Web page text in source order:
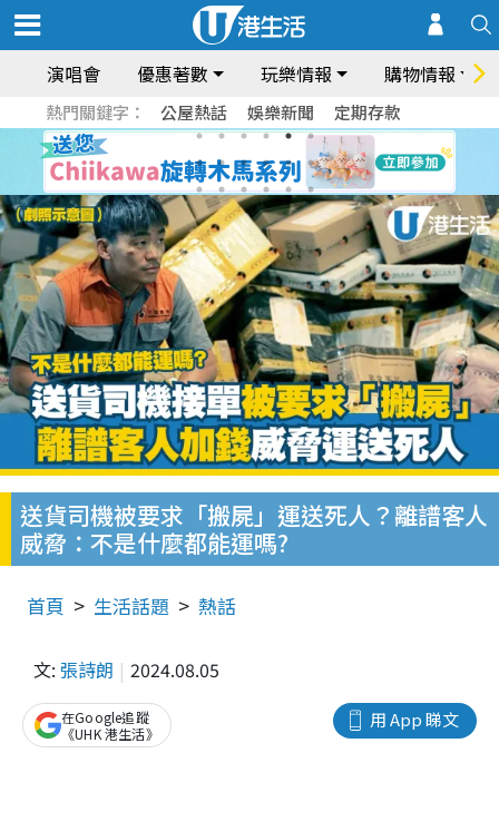
演唱會 優惠著數 玩樂情報 購物情報
熱門關鍵字： 公屋熱話 娛樂新聞 定期存款
送貨司機被要求「搬屍」運送死人？離譜客人
威脅：不是什麼都能運嗎?
首頁 生活話題 熱話
文: 張詩朗 2024.08.05
用 App 睇文
在Google追蹤
《UHK 港生活》